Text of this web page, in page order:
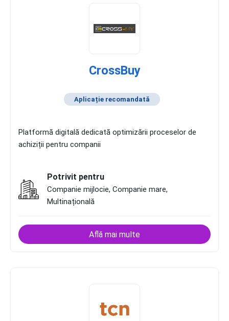
CrossBuy
Aplicație recomandată
Platformă digitală dedicată optimizării proceselor de
achiziții pentru companii
Potrivit pentru
Companie mijlocie, Companie mare,
Multinațională
Află mai multe